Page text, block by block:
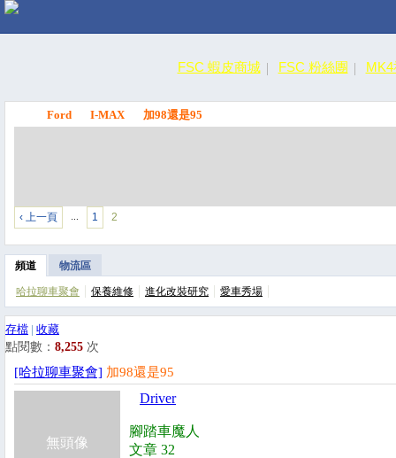
FSC 蝦皮商城 FSC 粉絲團
Ford I-MAX 加98還是95
‹ 上一頁 … 1 2
頻道 物流區
哈拉聊車聚會 保養維修 進化改裝研究 愛車秀場
存檔 | 收藏
點閱數： 8,255 次
[哈拉聊車聚會] 加98還是95
無頭像
Driver
腳踏車魔人
文章 32